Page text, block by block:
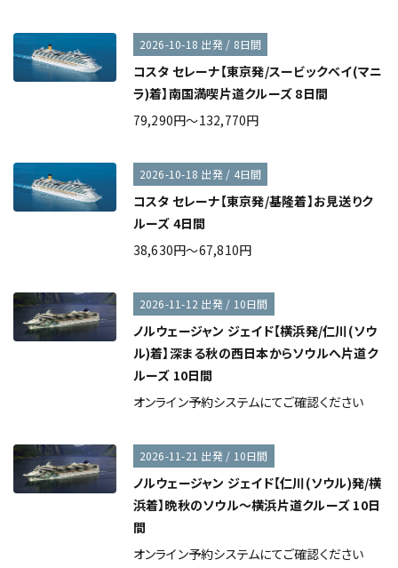
2026-10-18 出発 / 8日間
コスタ セレーナ【東京発/スービックベイ(マニ
ラ)着】南国満喫片道クルーズ 8日間
79,290円～132,770円
2026-10-18 出発 / 4日間
コスタ セレーナ【東京発/基隆着】お見送りク
ルーズ 4日間
38,630円～67,810円
2026-11-12 出発 / 10日間
ノルウェージャン ジェイド【横浜発/仁川(ソウ
ル)着】深まる秋の西日本からソウルへ片道ク
ルーズ 10日間
オンライン予約システムにてご確認ください
2026-11-21 出発 / 10日間
ノルウェージャン ジェイド【仁川(ソウル)発/横
浜着】晩秋のソウル～横浜片道クルーズ 10日
間
オンライン予約システムにてご確認ください